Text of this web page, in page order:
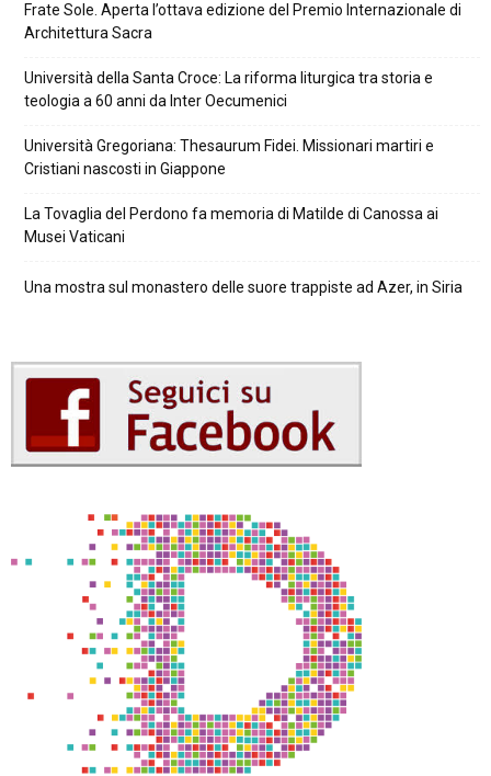
Frate Sole. Aperta l’ottava edizione del Premio Internazionale di
Architettura Sacra
Università della Santa Croce: La riforma liturgica tra storia e
teologia a 60 anni da Inter Oecumenici
Università Gregoriana: Thesaurum Fidei. Missionari martiri e
Cristiani nascosti in Giappone
La Tovaglia del Perdono fa memoria di Matilde di Canossa ai
Musei Vaticani
Una mostra sul monastero delle suore trappiste ad Azer, in Siria